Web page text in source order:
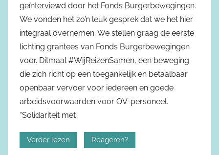
geïnterviewd door het Fonds Burgerbewegingen.
We vonden het zo’n leuk gesprek dat we het hier
integraal overnemen. We stellen graag de eerste
lichting grantees van Fonds Burgerbewegingen
voor. Ditmaal #WijReizenSamen, een beweging
die zich richt op een toegankelijk en betaalbaar
openbaar vervoer voor iedereen en goede
arbeidsvoorwaarden voor OV-personeel.
“Solidariteit met
Verder lezen Reageren?